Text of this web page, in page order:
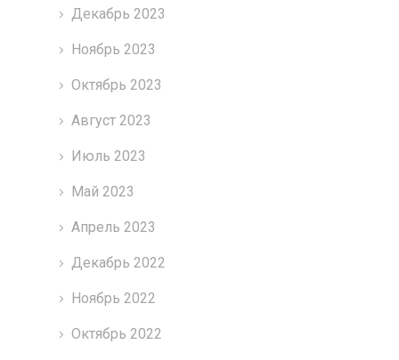
Декабрь 2023
Ноябрь 2023
Октябрь 2023
Август 2023
Июль 2023
Май 2023
Апрель 2023
Декабрь 2022
Ноябрь 2022
Октябрь 2022